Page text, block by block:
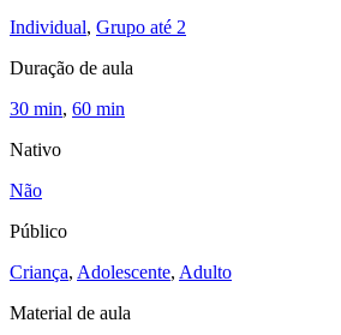
Individual, Grupo até 2
Duração de aula
30 min, 60 min
Nativo
Não
Público
Criança, Adolescente, Adulto
Material de aula